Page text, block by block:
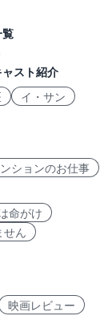
覧
スト紹介
イ・サン
ションのお仕事
命がけ
せん
映画レビュー